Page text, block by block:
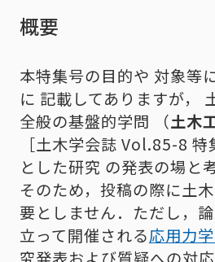
概要
本特集号の目的や 対象等
に 記載してありますが，
全般の基盤的学問 （土木
［土木学会誌 Vol.85-8
とした研究 の発表の場と
そのため，投稿の際に土
要としません．ただし，
立って開催される応用力